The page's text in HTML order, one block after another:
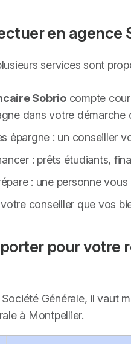
en
services sont
Sobriocompte
dans votre démarche
épargne : un conseiller
: prêts étudiants,
: une personne
conseiller que vos
pour votre
Générale, il vaut
à Montpellier.